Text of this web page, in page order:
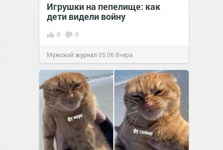
Игрушки на пепелище: как
дети видели войну
0 0
Мужской журнал 05:06 Вчера